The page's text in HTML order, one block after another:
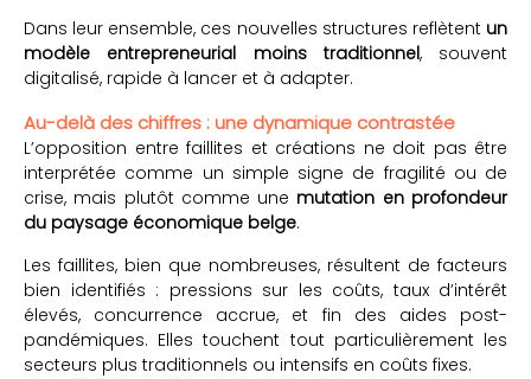
Dans leur ensemble, ces nouvelles structures reflètent un
modèle entrepreneurial moins traditionnel, souvent
digitalisé, rapide à lancer et à adapter.
Au-delà des chiffres : une dynamique contrastée
L’opposition entre faillites et créations ne doit pas être
interprétée comme un simple signe de fragilité ou de
crise, mais plutôt comme une mutation en profondeur
du paysage économique belge.
Les faillites, bien que nombreuses, résultent de facteurs
bien identifiés : pressions sur les coûts, taux d’intérêt
élevés, concurrence accrue, et fin des aides post-
pandémiques. Elles touchent tout particulièrement les
secteurs plus traditionnels ou intensifs en coûts fixes.